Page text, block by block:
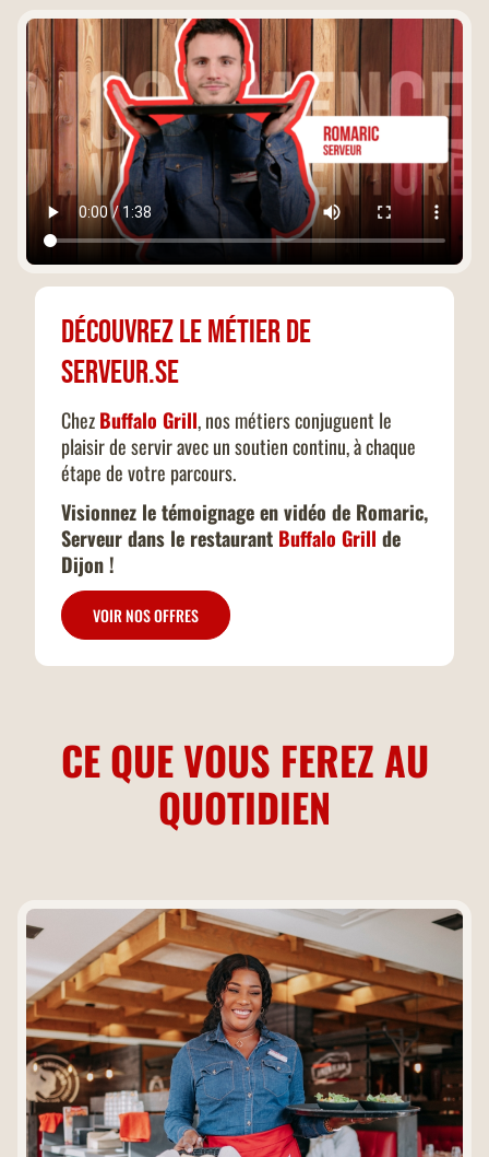
Découvrez le métier de
Serveur.se
ChezBuffalo Grill, nos métiers conjuguent le
plaisir de servir avec un soutien continu, à chaque
étape de votre parcours.
Visionnez le témoignage en vidéo de Romaric,
Serveur dans le restaurant Buffalo Grill de
Dijon !
VOIR NOS OFFRES
CE QUE VOUS FEREZ AU
QUOTIDIEN